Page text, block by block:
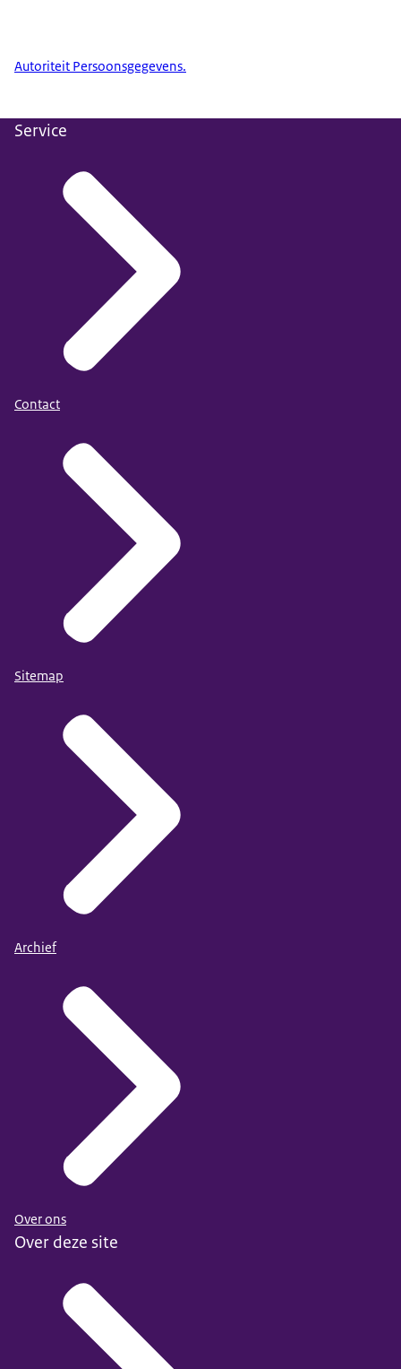
Autoriteit Persoonsgegevens.
Service
Contact
Sitemap
Archief
Over ons
Over deze site